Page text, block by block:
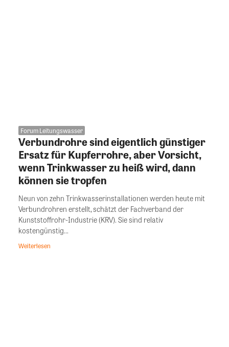
Forum Leitungswasser
Verbundrohre sind eigentlich günstiger
Ersatz für Kupferrohre, aber Vorsicht,
wenn Trinkwasser zu heiß wird, dann
können sie tropfen
Neun von zehn Trinkwasserinstallationen werden heute mit
Verbundrohren erstellt, schätzt der Fachverband der
Kunststoffrohr-Industrie (KRV). Sie sind relativ
kostengünstig...
Weiterlesen